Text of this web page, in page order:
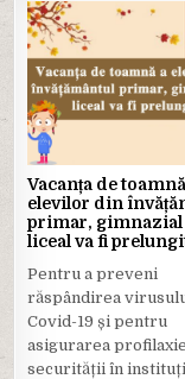
Posted
in
Vacanța de
elevilor din
primar, gimnazial
liceal va fi
Pentru a preveni
răspândirea
Covid-19 și pentru
asigurarea
securității în